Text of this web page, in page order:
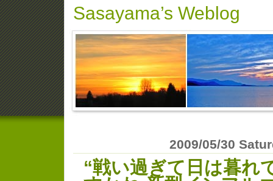
Sasayama’s Weblog
2009/05/30
“戦い過ぎて日は暮れ